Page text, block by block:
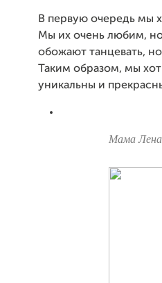
В первую очередь мы
Мы их очень любим,
обожают танцевать,
Таким образом, мы
уникальны и
Мама Лена